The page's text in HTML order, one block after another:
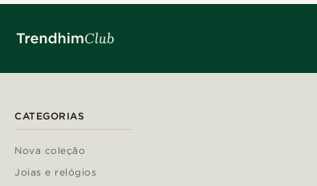
CATEGORIAS
Nova coleção
Joias e relógios